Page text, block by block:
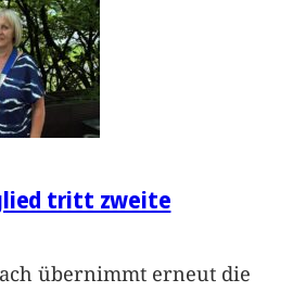
tritt zweite
übernimmt erneut die